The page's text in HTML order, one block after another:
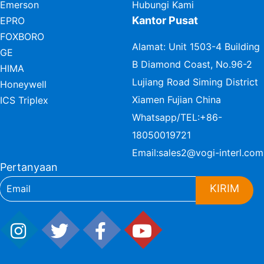
Emerson
EPRO
FOXBORO
GE
HIMA
Honeywell
ICS Triplex
Hubungi Kami
Kantor Pusat
Alamat: Unit 1503-4 Building
B Diamond Coast, No.96-2
Lujiang Road Siming District
Xiamen Fujian China
Whatsapp/TEL:+86-
18050019721
Email:sales2@vogi-interl.com
Pertanyaan
KIRIM